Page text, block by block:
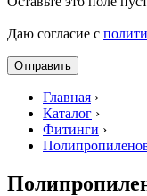
Даю согласие с
Главная ›
Каталог ›
Фитинги ›